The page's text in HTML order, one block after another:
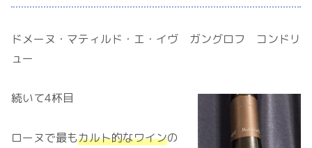
ドメーヌ・マティルド・エ・イヴ ガングロフ コンドリ
ュー
続いて4杯目
ローヌで最もカルト的なワインの